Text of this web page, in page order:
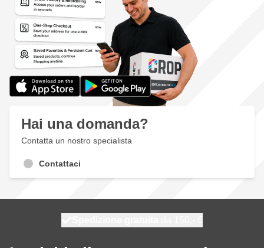
Hai una domanda?
Contatta un nostro specialista
Contattaci